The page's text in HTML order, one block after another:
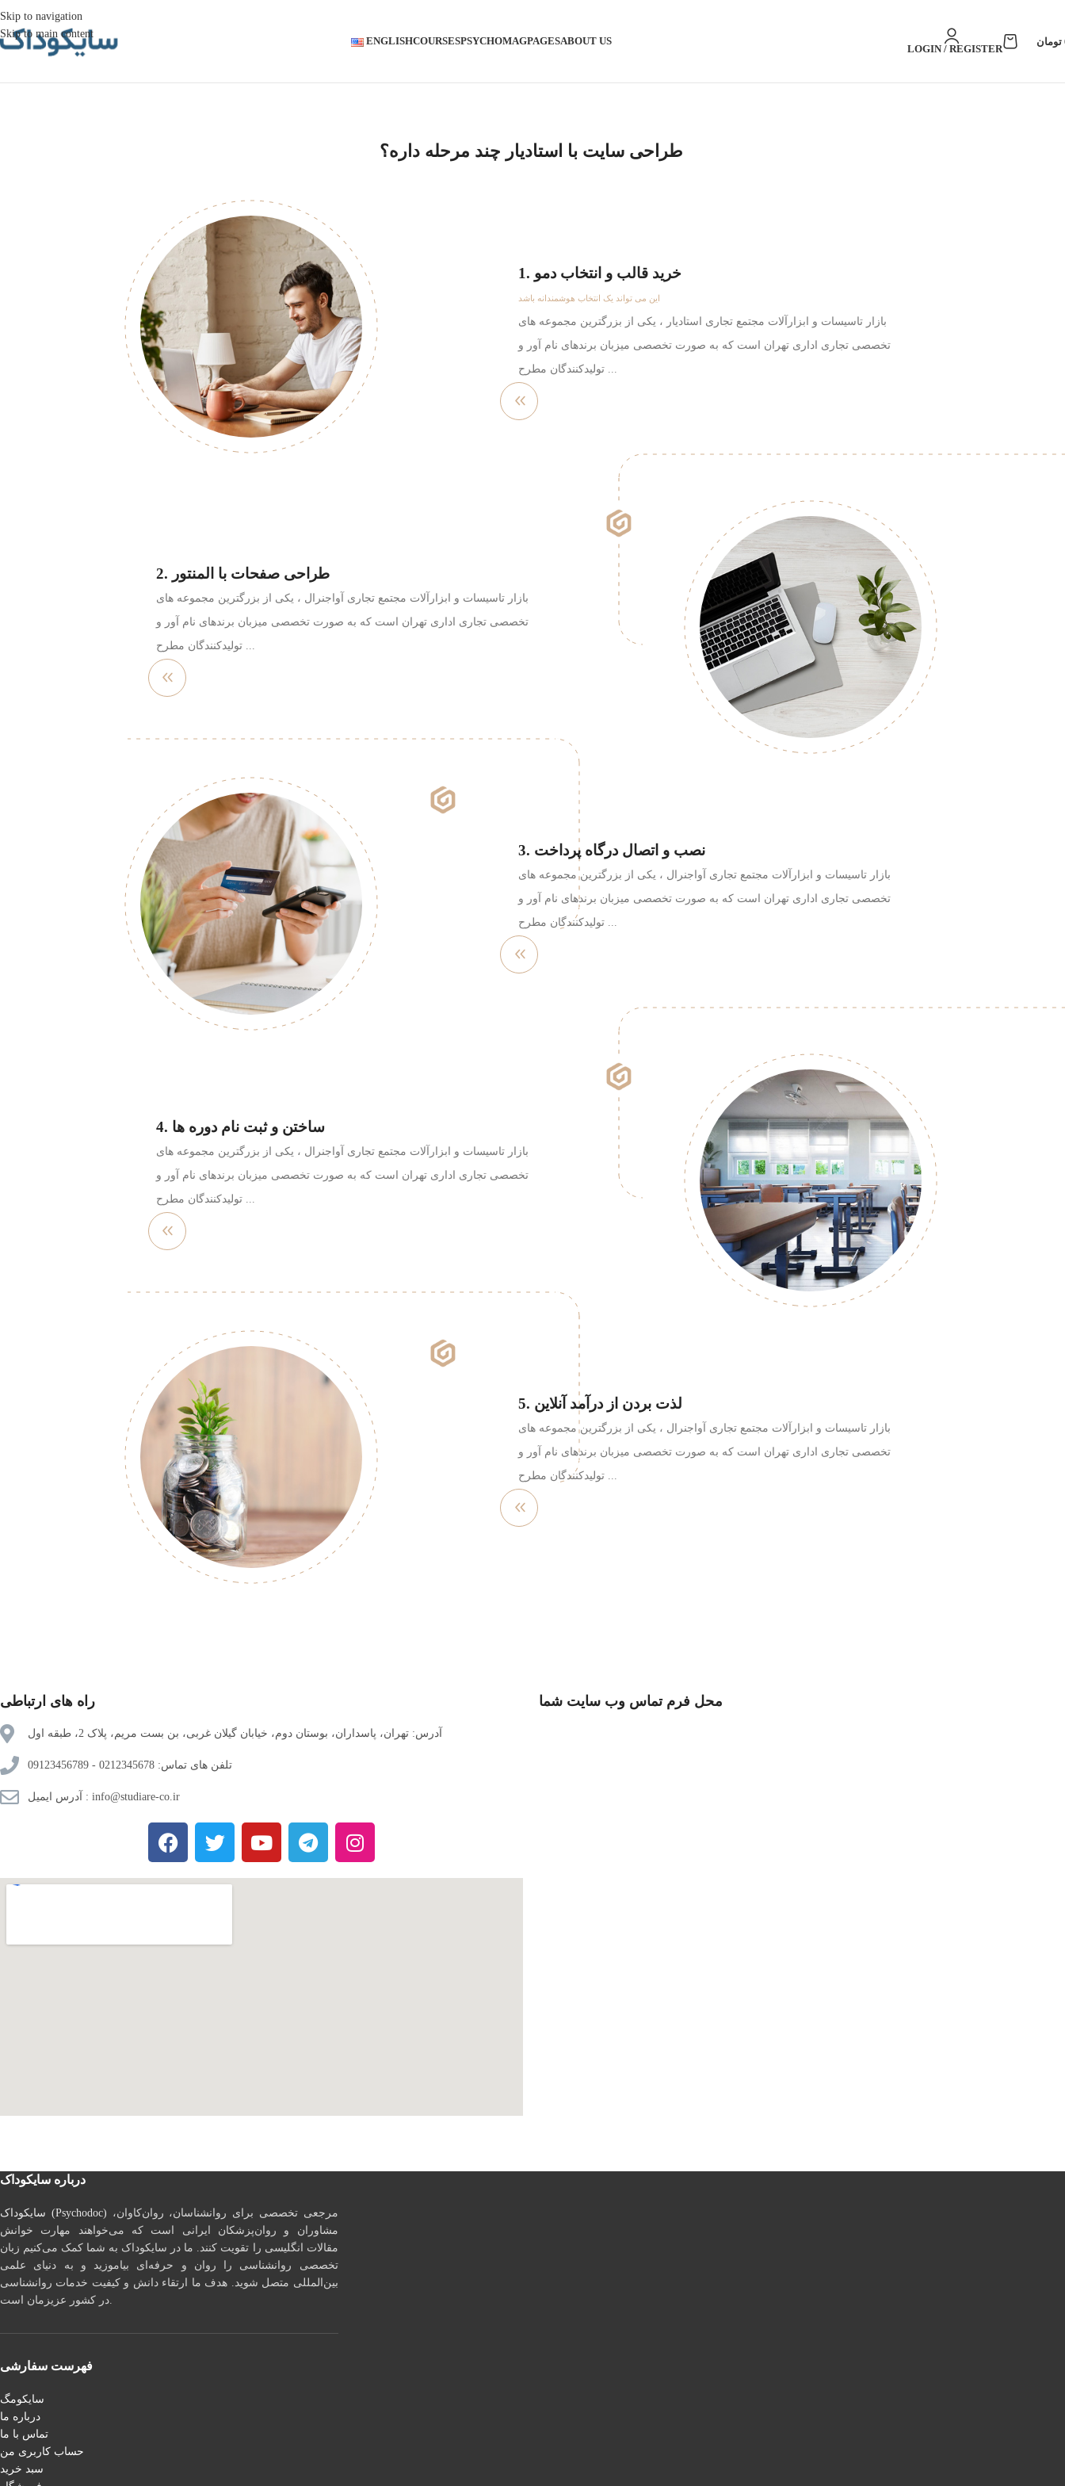
Skip to navigation
Skip to main content
ENGLISHCOURSESPSYCHOMAGPAGESABOUT US
LOGIN / REGISTER
تومان
طراحی سایت با استادیار چند مرحله داره؟
1. خرید قالب و انتخاب دمو
این می تواند یک انتخاب هوشمندانه باشد
بازار تاسیسات و ابزارآلات مجتمع تجاری استادیار ، یکی از بزرگترین مجموعه های
تخصصی تجاری اداری تهران است که به صورت تخصصی میزبان برندهای نام آور و
تولیدکنندگان مطرح ...
2. طراحی صفحات با المنتور
بازار تاسیسات و ابزارآلات مجتمع تجاری آواجنرال ، یکی از بزرگترین مجموعه های
تخصصی تجاری اداری تهران است که به صورت تخصصی میزبان برندهای نام آور و
تولیدکنندگان مطرح ...
3. نصب و اتصال درگاه پرداخت
بازار تاسیسات و ابزارآلات مجتمع تجاری آواجنرال ، یکی از بزرگترین مجموعه های
تخصصی تجاری اداری تهران است که به صورت تخصصی میزبان برندهای نام آور و
تولیدکنندگان مطرح ...
4. ساختن و ثبت نام دوره ها
بازار تاسیسات و ابزارآلات مجتمع تجاری آواجنرال ، یکی از بزرگترین مجموعه های
تخصصی تجاری اداری تهران است که به صورت تخصصی میزبان برندهای نام آور و
تولیدکنندگان مطرح ...
5. لذت بردن از درآمد آنلاین
بازار تاسیسات و ابزارآلات مجتمع تجاری آواجنرال ، یکی از بزرگترین مجموعه های
تخصصی تجاری اداری تهران است که به صورت تخصصی میزبان برندهای نام آور و
تولیدکنندگان مطرح ...
راه های ارتباطی
آدرس: تهران، پاسداران، بوستان دوم، خیابان گیلان غربی، بن بست مریم، پلاک 2، طبقه اول
تلفن های تماس: 0212345678 - 09123456789
آدرس ایمیل : info@studiare-co.ir
محل فرم تماس وب سایت شما
درباره سایکوداک
سایکوداک (Psychodoc)
مشاوران و روان‌پزشکان ایرانی است که می‌خواهند مهارت خوانش
مقالات انگلیسی را تقویت کنند. ما در سایکوداک به شما کمک می‌کنیم زبان
تخصصی روانشناسی را روان و حرفه‌ای بیاموزید و به دنیای علمی
بین‌المللی متصل شوید. هدف ما ارتقاء دانش و کیفیت خدمات روانشناسی
در کشور عزیزمان است.
فهرست سفارشی
سایکومگ
درباره ما
تماس با ما
حساب کاربری من
سبد خرید